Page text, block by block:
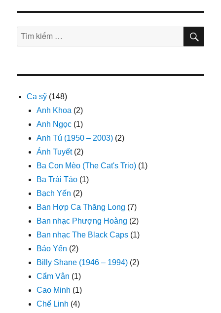
Tìm
kiếm:
TÌM
Ca sỹ (148)
Anh Khoa (2)
Anh Ngọc (1)
Anh Tú (1950 – 2003) (2)
Ánh Tuyết(2)
Ba Con Mèo (The Cat's Trio) (1)
Ba Trái Táo (1)
Bạch Yến (2)
Ban Hợp Ca Thăng Long (7)
Ban nhạc Phượng Hoàng (2)
Ban nhạc The Black Caps (1)
Bảo Yến (2)
Billy Shane (1946 – 1994) (2)
Cẩm Vân (1)
Cao Minh (1)
Chế Linh (4)